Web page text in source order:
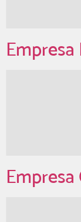
Empresa
Empresa